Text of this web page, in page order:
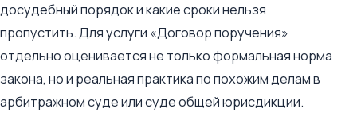
досудебный порядок и какие сроки нельзя
пропустить. Для услуги «Договор поручения»
отдельно оценивается не только формальная норма
закона, но и реальная практика по похожим делам в
арбитражном суде или суде общей юрисдикции.